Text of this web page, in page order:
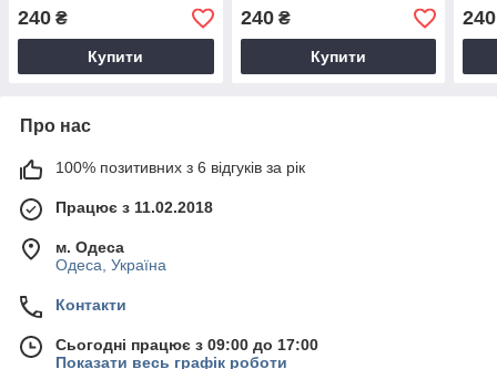
240 ₴
Купити
240₴
Купити
240
Про нас
100% позитивних з 6 відгуків за рік
Працює з 11.02.2018
м. Одеса
Одеса, Україна
Контакти
Сьогодні працює з 09:00 до 17:00
Показати весь графік роботи